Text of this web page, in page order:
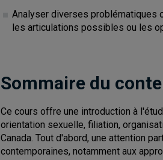
Analyser diverses problématiques
les articulations possibles ou les
Sommaire du
Ce cours offre une introduction à
orientation sexuelle, filiation,
Canada. Tout d'abord, une attention
contemporaines, notamment aux